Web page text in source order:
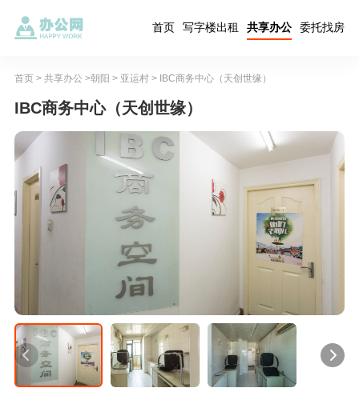
首页 写字楼出租 共享办公 委托找房
首页> 共享办公 >朝阳 > 亚运村> IBC商务中心（天创世缘）
IBC商务中心（天创世缘）